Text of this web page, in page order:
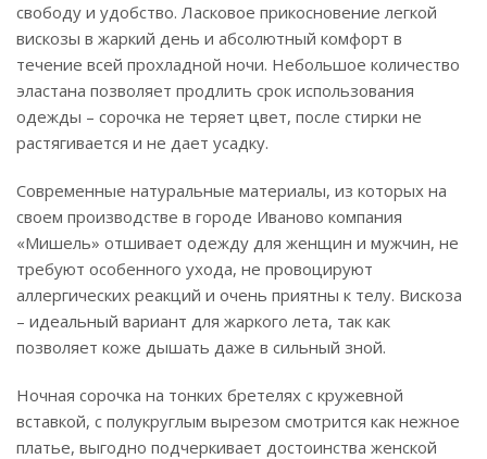
свободу и удобство. Ласковое прикосновение легкой
вискозы в жаркий день и абсолютный комфорт в
течение всей прохладной ночи. Небольшое количество
эластана позволяет продлить срок использования
одежды – сорочка не теряет цвет, после стирки не
растягивается и не дает усадку.
Современные натуральные материалы, из которых на
своем производстве в городе Иваново компания
«Мишель» отшивает одежду для женщин и мужчин, не
требуют особенного ухода, не провоцируют
аллергических реакций и очень приятны к телу. Вискоза
– идеальный вариант для жаркого лета, так как
позволяет коже дышать даже в сильный зной.
Ночная сорочка на тонких бретелях с кружевной
вставкой, с полукруглым вырезом смотрится как нежное
платье, выгодно подчеркивает достоинства женской